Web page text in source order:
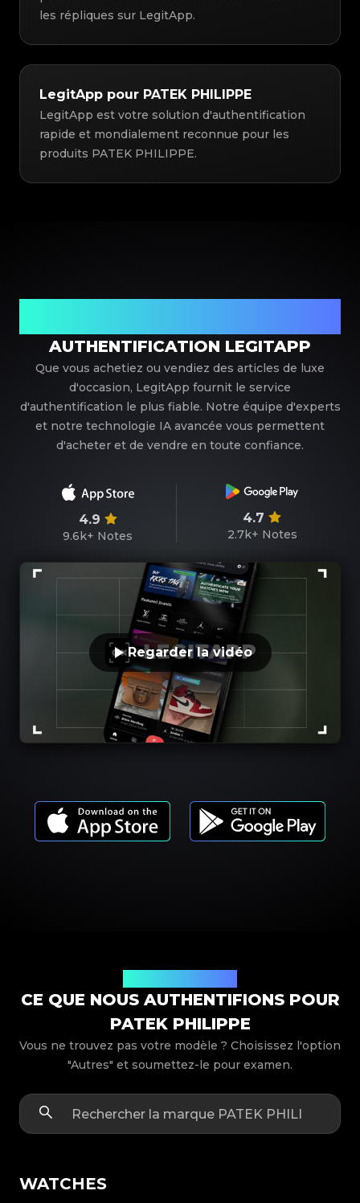
les répliques sur LegitApp.
LegitApp pour PATEK PHILIPPE
LegitApp est votre solution d'authentification
rapide et mondialement reconnue pour les
produits PATEK PHILIPPE.
AUTHENTIFICATION LEGITAPP
Que vous achetiez ou vendiez des articles de luxe
d'occasion, LegitApp fournit le service
d'authentification le plus fiable. Notre équipe d'experts
et notre technologie IA avancée vous permettent
d'acheter et de vendre en toute confiance.
4.9
9.6k+ Notes
4.7
2.7k+ Notes
Regarder la vidéo
CE QUE NOUS AUTHENTIFIONS POUR
PATEK PHILIPPE
Vous ne trouvez pas votre modèle ? Choisissez l'option
"Autres" et soumettez-le pour examen.
WATCHES